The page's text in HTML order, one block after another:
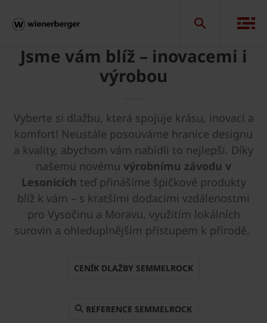
Jsme vám blíž – inovacemi i
výrobou
Vyberte si dlažbu, která spojuje krásu, inovaci a
komfort! Neustále posouváme hranice designu
a kvality, abychom vám nabídli to nejlepší. Díky
našemu novému výrobnímu závodu v
Lesonicích teď přinášíme špičkové produkty
blíž k vám – s kratšími dodacími vzdálenostmi
pro Vysočinu a Moravu, využitím lokálních
surovin a ohleduplnějším přístupem k přírodě.
CENÍK DLAŽBY SEMMELROCK
REFERENCE SEMMELROCK